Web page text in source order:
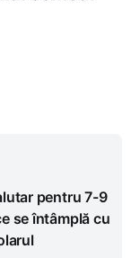
pentru 7-9
se întâmplă cu